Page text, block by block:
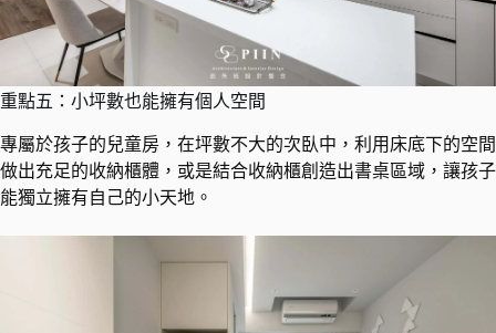
重點五：小坪數也能擁有個人空間
專屬於孩子的兒童房，在坪數不大的次臥中，利用床底下的空間
做出充足的收納櫃體，或是結合收納櫃創造出書桌區域，讓孩子
能獨立擁有自己的小天地。